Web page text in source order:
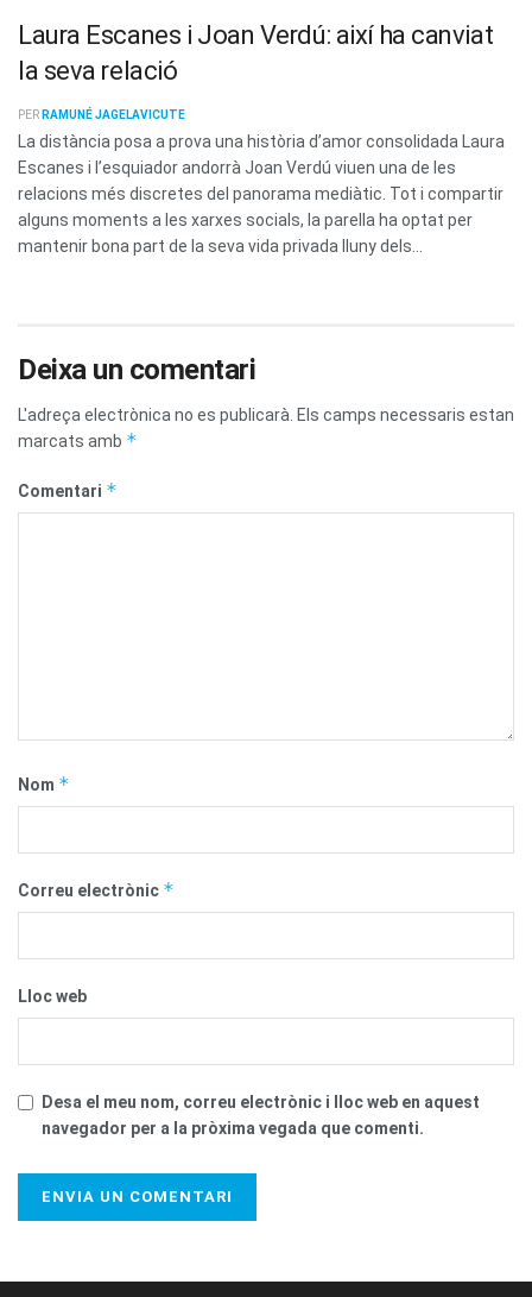
Laura Escanes i Joan Verdú: així ha canviat
la seva relació
PER RAMUNÉ JAGELAVICUTE
La distància posa a prova una història d’amor consolidada Laura
Escanes i l’esquiador andorrà Joan Verdú viuen una de les
relacions més discretes del panorama mediàtic. Tot i compartir
alguns moments a les xarxes socials, la parella ha optat per
mantenir bona part de la seva vida privada lluny dels...
Deixa un comentari
L'adreça electrònica no es publicarà. Els camps necessaris estan
marcats amb *
Comentari *
Nom *
Correu electrònic *
Lloc web
Desa el meu nom, correu electrònic i lloc web en aquest
navegador per a la pròxima vegada que comenti.